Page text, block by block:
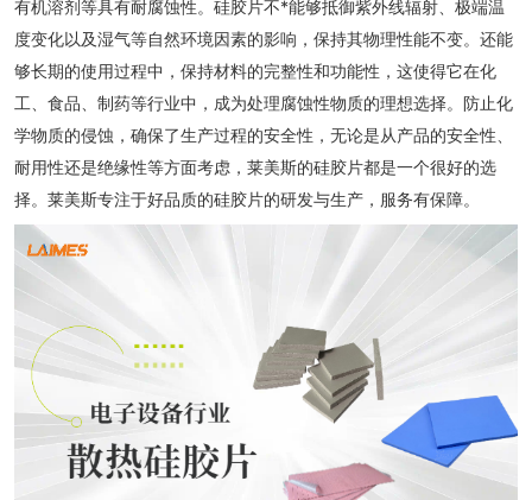
有机溶剂等具有耐腐蚀性。硅胶片不*能够抵御紫外线辐射、极端温
度变化以及湿气等自然环境因素的影响，保持其物理性能不变。还能
够长期的使用过程中，保持材料的完整性和功能性，这使得它在化
工、食品、制药等行业中，成为处理腐蚀性物质的理想选择。防止化
学物质的侵蚀，确保了生产过程的安全性，无论是从产品的安全性、
耐用性还是绝缘性等方面考虑，莱美斯的硅胶片都是一个很好的选
择。莱美斯专注于好品质的硅胶片的研发与生产，服务有保障。